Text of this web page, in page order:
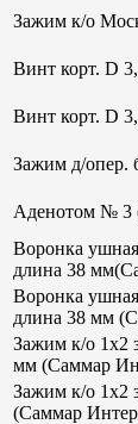
Зажим к/о
Винт корт. D
Винт корт. D
Зажим д/опер.
Аденотом №
Воронка
длина 38
Воронка
длина 38 мм
Зажим к/о 1х2
мм (Саммар
Зажим к/о 1х2
(Саммар